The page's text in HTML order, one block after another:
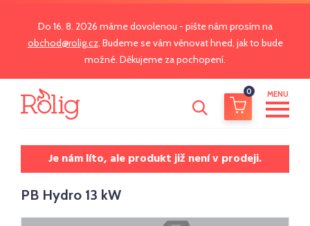
Do 16. 8. 2026 máme dovolenou - pište nám prosím na
obchod@rolig.cz. Budeme se vám věnovat hned, jak to bude
možné. Děkujeme za pochopení.
0 MENU
Je nám líto, ale produkt již není v prodeji.
PB Hydro 13 kW